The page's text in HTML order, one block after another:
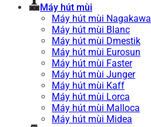
Máy hút mùi
Máy hút mùi Nagakawa
Máy hút mùi Blanc
Máy hút mùi Dmestik
Máy hút mùi Eurosun
Máy hút mùi Faster
Máy hút mùi Junger
Máy hút mùi Kaff
Máy hút mùi Lorca
Máy hút mùi Malloca
Máy hút mùi Midea